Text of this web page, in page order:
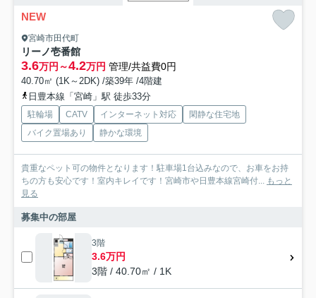
NEW
宮崎市田代町
リーノ壱番館
3.6万円～4.2万円 管理/共益費0円
40.70㎡ (1K～2DK) /築39年 /4階建
日豊本線「宮崎」駅 徒歩33分
駐輪場 CATV インターネット対応
閑静な住宅地
バイク置場あり
静かな環境
貴重なペット可の物件となります！駐車場1台込みなので、お車をお持
ちの方も安心です！室内キレイです！宮崎市や日豊本線宮崎付...
もっと
見る
募集中の部屋
3階
3.6万円
3階 / 40.70㎡ / 1K